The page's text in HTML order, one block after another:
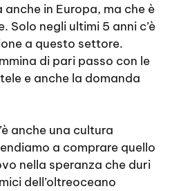
in Europa, ma che è
Solo negli ultimi 5 anni c’è
a questo settore.
di pari passo con le
e anche la domanda
anche una cultura
a comprare quello
nella speranza che duri
dell’oltreoceano